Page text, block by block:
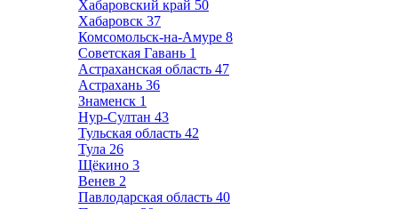
Хабаровский край 50
Хабаровск 37
Комсомольск-на-Амуре 8
Советская Гавань 1
Астраханская область 47
Астрахань 36
Знаменск 1
Нур-Султан 43
Тульская область 42
Тула 26
Щёкино 3
Венев 2
Павлодарская область 40